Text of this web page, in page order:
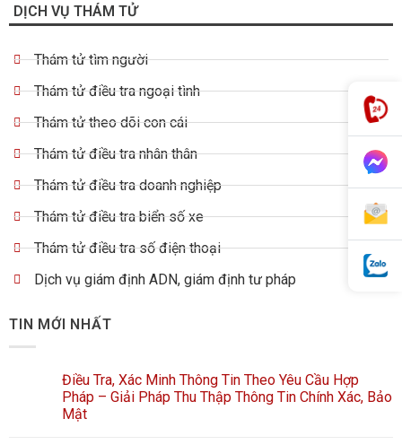
DỊCH VỤ THÁM TỬ
Thám tử tìm người
Thám tử điều tra ngoại tình
Thám tử theo dõi con cái
Thám tử điều tra nhân thân
Thám tử điều tra doanh nghiệp
Thám tử điều tra biển số xe
Thám tử điều tra số điện thoại
Dịch vụ giám định ADN, giám định tư pháp
TIN MỚI NHẤT
Điều Tra, Xác Minh Thông Tin Theo Yêu Cầu Hợp
Pháp – Giải Pháp Thu Thập Thông Tin Chính Xác, Bảo
Mật